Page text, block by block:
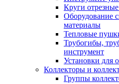
Круги
Оборудование
материалы
Тепловые
Трубогибы,
инструмент
Установки для
Коллекторы и
Группы